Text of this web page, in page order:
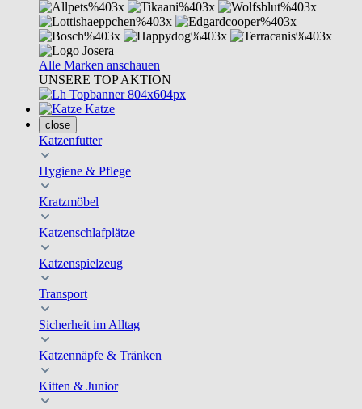
Alle Marken anschauen
UNSERE TOP AKTION
Katze
close
Katzenfutter
Hygiene & Pflege
Kratzmöbel
Katzenschlafplätze
Katzenspielzeug
Transport
Sicherheit im Alltag
Katzennäpfe & Tränken
Kitten & Junior